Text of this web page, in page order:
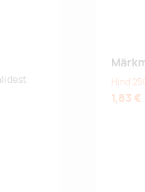
Hind
1,83 €